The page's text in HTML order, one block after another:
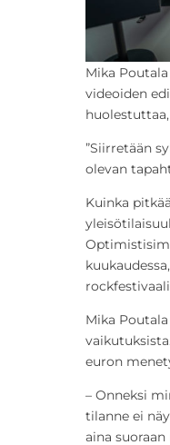
Mika
videoiden
”Siirretään
olevan
Kuinka
Mika
euron
– Onneksi
tilanne ei
aina